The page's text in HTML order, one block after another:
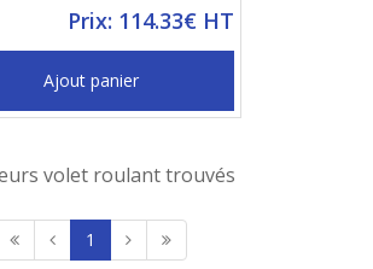
Prix: 114.33€ HT
Ajout panier
volet roulant trouvés
1